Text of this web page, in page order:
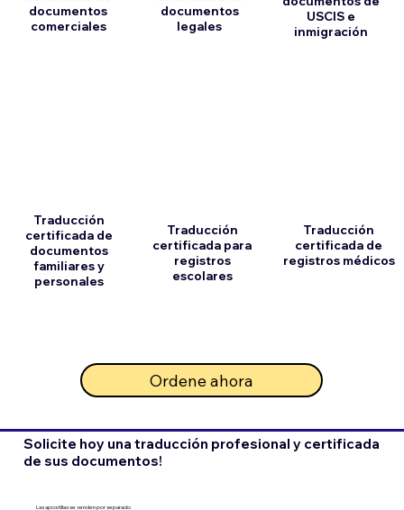
documentos
comerciales
Traducción
certificada de
documentos
familiares y
personales
documentos
legales
Traducción
certificada para
registros
escolares
Ordene ahora
USCIS e
inmigración
Traducción
certificada de
registros médicos
Solicite hoy una traducción profesional y certificada
de sus documentos!
Las apostillas se venden por separado